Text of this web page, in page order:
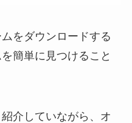
をダウンロードする
簡単に見つけること
介していながら、オ